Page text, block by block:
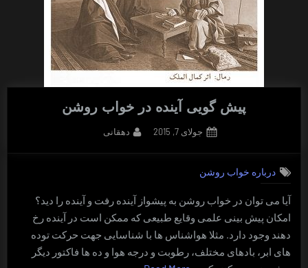
پیش گویی آینده در خواب روشن
Posted
جولای 7, 2015 By
دهقانی
درباره خواب روشن
آیا می توان در خواب روشن به پیشواز آینده رفت و آینده را دید؟
امکان پیش بینی علمی وقایع طبیعی که ممکن است در آینده رخ
دهند وجود دارد. مثلا هواشناس ها با شناسایی جهت حرکت توده
های ابر، بادهای مختلف، رطوبت و درجه هوا و ده ها فاکتور دیگر